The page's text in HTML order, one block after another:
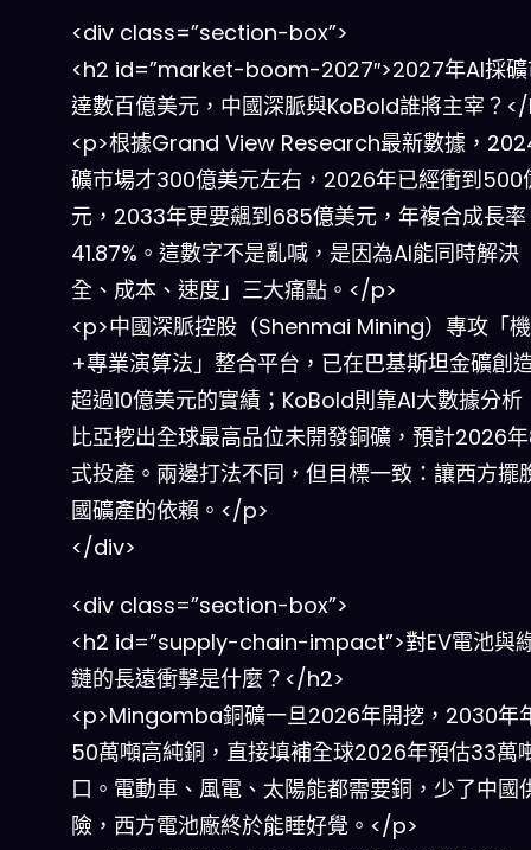
<div class=”section-box”>
<h2 id=”market-boom-2027″>2027年AI採礦
達數百億美元，中國深脈與KoBold誰將主宰？
<p>根據Grand View Research最新數據，
礦市場才300億美元左右，2026年已經衝到500
元，2033年更要飆到685億美元，年複合成長率
41.87%。這數字不是亂喊，是因為AI能同時解決
全、成本、速度」三大痛點。</p>
<p>中國深脈控股（Shenmai Mining）專攻「
+專業演算法」整合平台，已在巴基斯坦金礦創
超過10億美元的實績；KoBold則靠AI大數據分析
比亞挖出全球最高品位未開發銅礦，預計2026
式投產。兩邊打法不同，但目標一致：讓西方擺
國礦產的依賴。</p>
</div>
<div class=”section-box”>
<h2 id=”supply-chain-impact”>對EV電池與
鏈的長遠衝擊是什麼？</h2>
<p>Mingomba銅礦一旦2026年開挖，2030年
50萬噸高純銅，直接填補全球2026年預估33萬
口。電動車、風電、太陽能都需要銅，少了中國
險，西方電池廠終於能睡好覺。</p>